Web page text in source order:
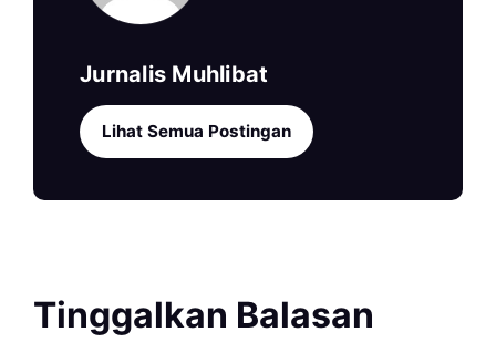
Jurnalis Muhlibat
Lihat Semua Postingan
Tinggalkan Balasan